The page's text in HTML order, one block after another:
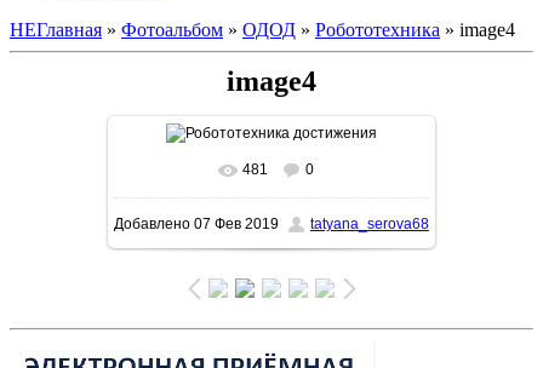
НЕГлавная » Фотоальбом » ОДОД » Робототехника » image4
image4
В реальном размере
711.4Kb
481 0
Добавлено 07 Фев 2019 tatyana_serova68